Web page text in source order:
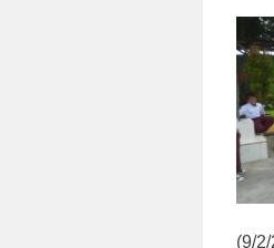
(9/